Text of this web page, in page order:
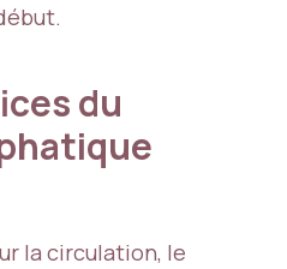
du
la circulation, le